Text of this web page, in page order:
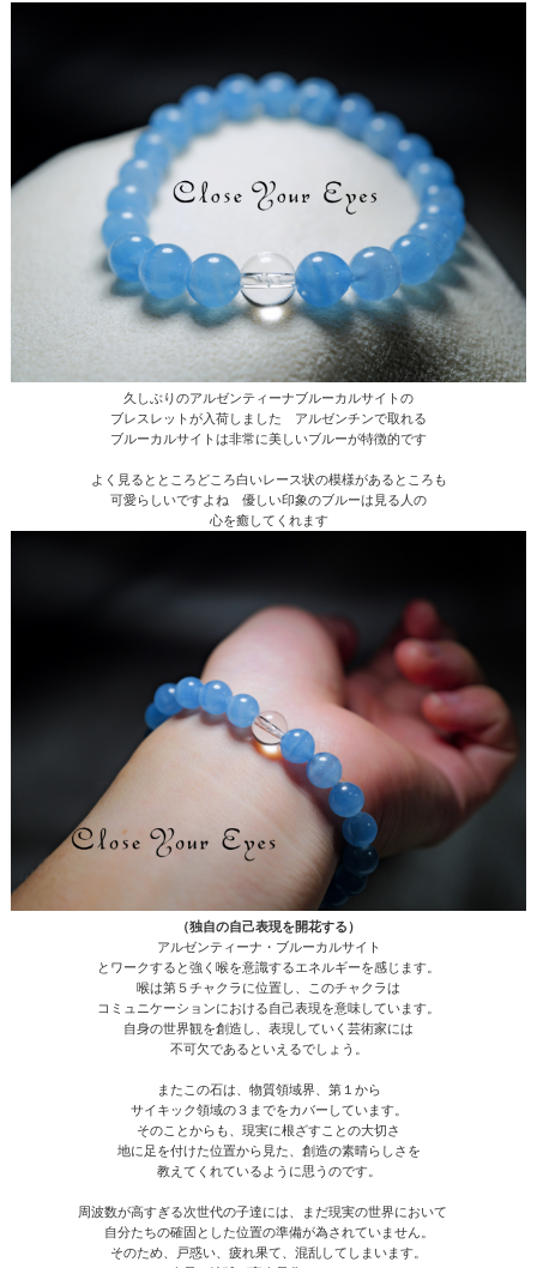
久しぶりのアルゼンティーナブルーカルサイトの
ブレスレットが入荷しました アルゼンチンで取れる
ブルーカルサイトは非常に美しいブルーが特徴的です
よく見るとところどころ白いレース状の模様があるところも
可愛らしいですよね 優しい印象のブルーは見る人の
心を癒してくれます
（独自の自己表現を開花する）
アルゼンティーナ・ブルーカルサイト
とワークすると強く喉を意識するエネルギーを感じます。
喉は第５チャクラに位置し、このチャクラは
コミュニケーションにおける自己表現を意味しています。
自身の世界観を創造し、表現していく芸術家には
不可欠であるといえるでしょう。
またこの石は、物質領域界、第１から
サイキック領域の３までをカバーしています。
そのことからも、現実に根ざすことの大切さ
地に足を付けた位置から見た、創造の素晴らしさを
教えてくれているように思うのです。
周波数が高すぎる次世代の子達には、まだ現実の世界において
自分たちの確固とした位置の準備が為されていません。
そのため、戸惑い、疲れ果て、混乱してしまいます。